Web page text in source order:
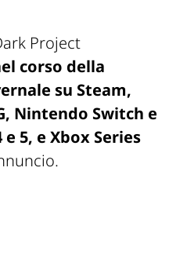
Project
corso della
su Steam,
Nintendo Switch e
5, e Xbox Series